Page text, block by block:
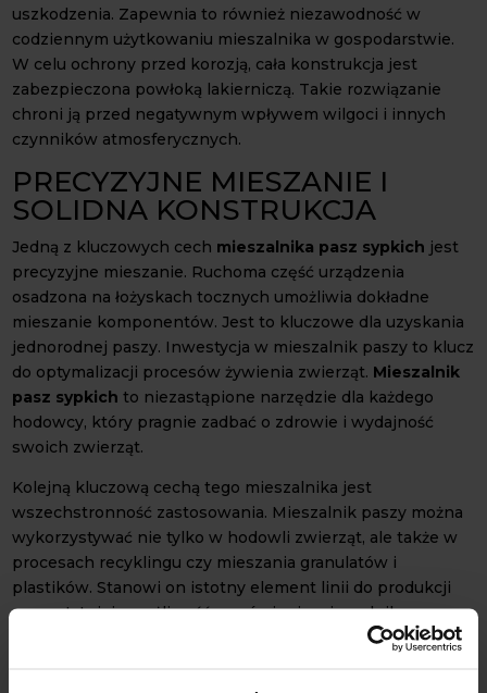
uszkodzenia. Zapewnia to również niezawodność w
codziennym użytkowaniu mieszalnika w gospodarstwie.
W celu ochrony przed korozją, cała konstrukcja jest
zabezpieczona powłoką lakierniczą. Takie rozwiązanie
chroni ją przed negatywnym wpływem wilgoci i innych
czynników atmosferycznych.
PRECYZYJNE MIESZANIE I
SOLIDNA KONSTRUKCJA
Jedną z kluczowych cech mieszalnika pasz sypkich jest
precyzyjne mieszanie. Ruchoma część urządzenia
osadzona na łożyskach tocznych umożliwia dokładne
mieszanie komponentów. Jest to kluczowe dla uzyskania
jednorodnej paszy. Inwestycja w mieszalnik paszy to klucz
do optymalizacji procesów żywienia zwierząt. Mieszalnik
pasz sypkich to niezastąpione narzędzie dla każdego
hodowcy, który pragnie zadbać o zdrowie i wydajność
swoich zwierząt.
Kolejną kluczową cechą tego mieszalnika jest
wszechstronność zastosowania. Mieszalnik paszy można
wykorzystywać nie tylko w hodowli zwierząt, ale także w
procesach recyklingu czy mieszania granulatów i
plastików. Stanowi on istotny element linii do produkcji
paszy. Istnieje możliwość zamówienia mieszalnika z
systemem odpylenia bocznego, co zwiększa jego